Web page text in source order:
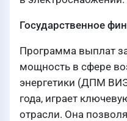
Государственное
Программа выплат
мощность в сфере
энергетики (ДПМ
года, играет
отрасли. Она